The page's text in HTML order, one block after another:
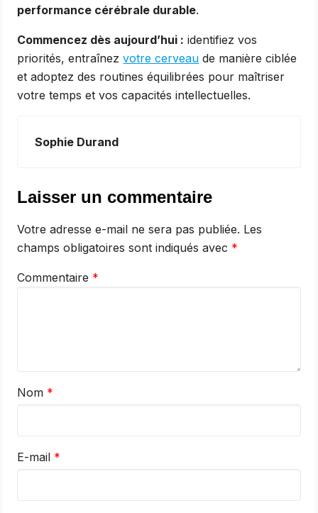
performance cérébrale durable.
Commencez dès aujourd’hui : identifiez vos
priorités, entraînezvotre cerveau de manière ciblée
et adoptez des routines équilibrées pour maîtriser
votre temps et vos capacités intellectuelles.
Sophie Durand
Laisser un commentaire
Votre adresse e-mail ne sera pas publiée. Les
champs obligatoires sont indiqués avec *
Commentaire *
Nom *
E-mail *